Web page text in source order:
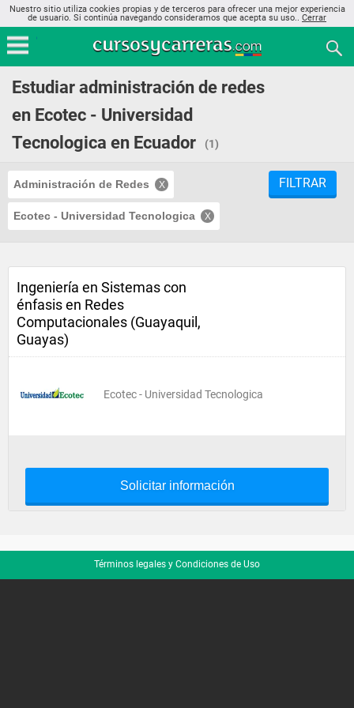
Nuestro sitio utiliza cookies propias y de terceros para ofrecer una mejor experiencia
de usuario. Si continúa navegando consideramos que acepta su uso.. Cerrar
Estudiar administración de redes
en Ecotec - Universidad
Tecnologica en Ecuador
(1)
Administración de Redes
Ecotec - Universidad Tecnologica
FILTRAR
Ingeniería en Sistemas con
énfasis en Redes
Computacionales (Guayaquil,
Guayas)
Ecotec - Universidad Tecnologica
Solicitar información
Términos legales y Condiciones de Uso